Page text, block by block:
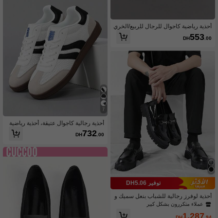
أحذية رياضية كاجوال للرجال للربيع/الخري
ف، مضادة للانزلاق، مقاومة للتآكل، مريح
ة وخفيفة الوزن، تنفس جيد، مناسبة للآباء
DH553.00
توفير DH5.06
أحذية لوفرز رجالية للشباب بنعل سميك و
أصابع مستديرة بدون رباط، أحذية رسمية
كبير
عملاء متكررون بشكل كبير
1,287
7
أحذية رجالية كاجوال عتيقة، أحذية رياضية
ناعمة خفيفة الوزن، أحذية مسطحة مريحة
بأصابع مستديرة وأربطة، متوفرة بمقاس
DH732.00